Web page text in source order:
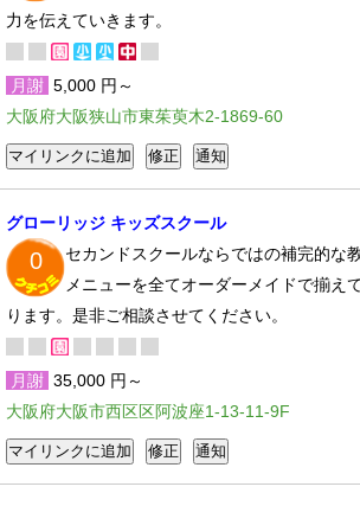
力を伝えていきます。
月謝 5,000 円～
大阪府大阪狭山市東茱萸木2-1869-60
グローリッジ キッズスクール
0
セカンドスクールならではの補完的な
メニューを全てオーダーメイドで揃え
ります。是非ご相談させてください。
月謝 35,000 円～
大阪府大阪市西区区阿波座1-13-11-9F